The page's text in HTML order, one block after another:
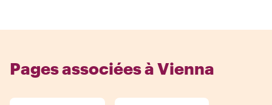
Pages associées à Vienna